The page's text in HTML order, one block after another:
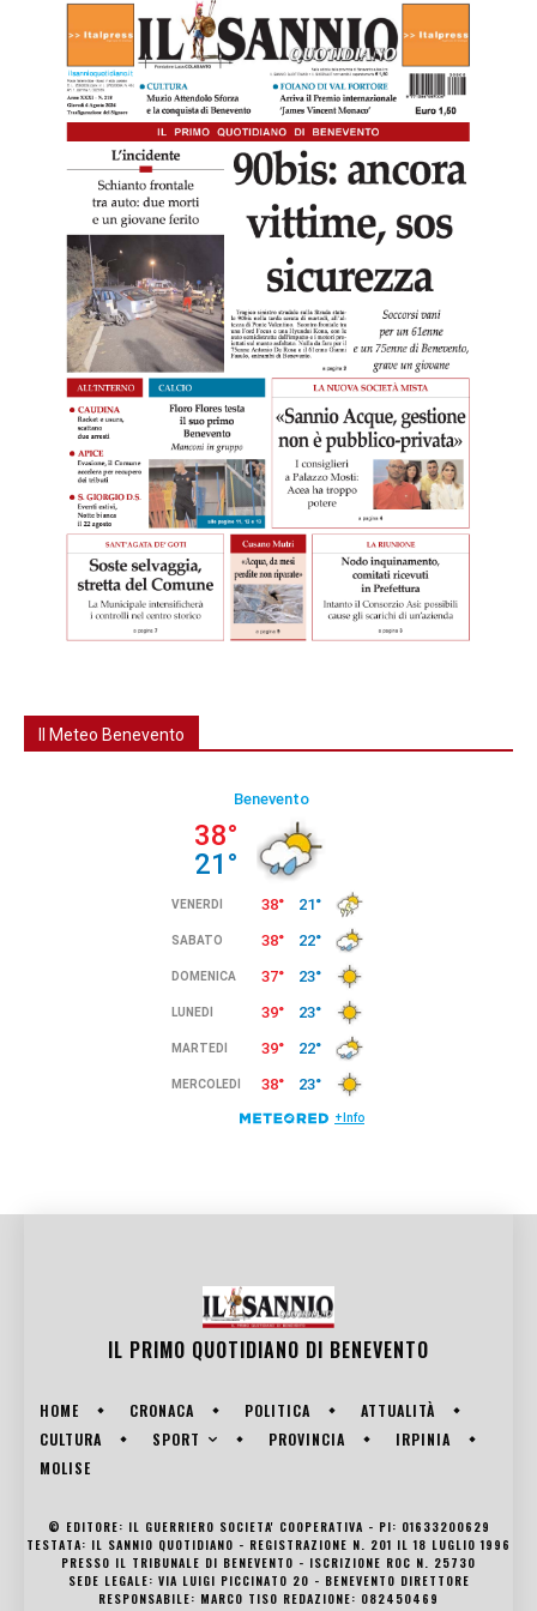
Il Meteo Benevento
IL PRIMO QUOTIDIANO DI BENEVENTO
HOME CRONACA POLITICA
ATTUALITÀ
CULTURA
SPORT PROVINCIA
IRPINIA
MOLISE
© EDITORE: IL GUERRIERO SOCIETA' COOPERATIVA - PI: 01633200629
TESTATA: IL SANNIO QUOTIDIANO - REGISTRAZIONE N. 201 IL 18 LUGLIO 1996
PRESSO IL TRIBUNALE DI BENEVENTO - ISCRIZIONE ROC N. 25730
SEDE LEGALE: VIA LUIGI PICCINATO 20 - BENEVENTO DIRETTORE
RESPONSABILE: MARCO TISO REDAZIONE: 082450469